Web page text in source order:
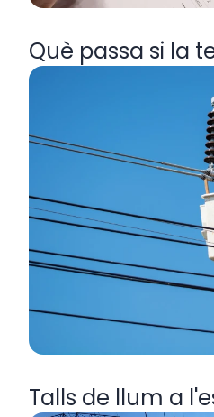
Què passa si la
Talls de llum a